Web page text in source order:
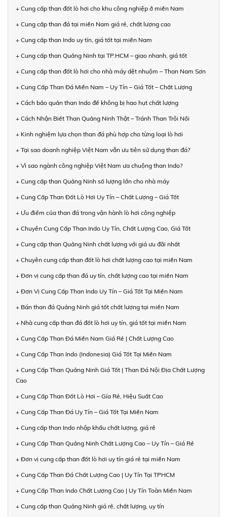
+ Cung cấp than đốt lò hơi cho khu công nghiệp ở miền Nam
+ Cung cấp than đá tại miền Nam giá rẻ, chất lượng cao
+ Cung cấp than Indo uy tín, giá tốt tại miền Nam
+ Cung cấp than Quảng Ninh tại TP.HCM – giao nhanh, giá tốt
+ Cung cấp than đốt lò hơi cho nhà máy dệt nhuộm – Than Nam Sơn
+ Cung Cấp Than Đá Miền Nam – Uy Tín – Giá Tốt – Chất Lượng
+ Cách bảo quản than Indo để không bị hao hụt chất lượng
+ Cách Nhận Biết Than Quảng Ninh Thật – Tránh Than Trôi Nổi
+ Kinh nghiệm lựa chọn than đá phù hợp cho từng loại lò hơi
+ Tại sao doanh nghiệp Việt Nam vẫn ưu tiên sử dụng than đá?
+ Vì sao ngành công nghiệp Việt Nam ưa chuộng than Indo?
+ Cung cấp than Quảng Ninh số lượng lớn cho nhà máy
+ Cung Cấp Than Đốt Lò Hơi Uy Tín – Chất Lượng – Giá Tốt
+ Ưu điểm của than đá trong vận hành lò hơi công nghiệp
+ Chuyên Cung Cấp Than Indo Uy Tín, Chất Lượng Cao, Giá Tốt
+ Cung cấp than Quảng Ninh chất lượng với giá ưu đãi nhất
+ Chuyên cung cấp than đốt lò hơi chất lượng cao tại miền Nam
+ Đơn vị cung cấp than đá uy tín, chất lượng cao tại miền Nam
+ Đơn Vị Cung Cấp Than Indo Uy Tín – Giá Tốt Tại Miền Nam
+ Bán than đá Quảng Ninh giá tốt chất lượng tại miền Nam
+ Nhà cung cấp than đá đốt lò hơi uy tín, giá tốt tại miền Nam
+ Cung Cấp Than Đá Miền Nam Giá Rẻ | Chất Lượng Cao
+ Cung Cấp Than Indo (Indonesia) Giá Tốt Tại Miền Nam
+ Cung Cấp Than Quảng Ninh Giá Tốt | Than Đá Nội Địa Chất Lượng
Cao
+ Cung Cấp Than Đốt Lò Hơi – Gía Rẻ, Hiệu Suất Cao
+ Cung Cấp Than Đá Uy Tín – Giá Tốt Tại Miền Nam
+ Cung cấp than Indo nhập khẩu chất lượng, giá rẻ
+ Cung Cấp Than Quảng Ninh Chất Lượng Cao – Uy Tín – Giá Rẻ
+ Đơn vị cung cấp than đốt lò hơi uy tín giá rẻ tại miền Nam
+ Cung Cấp Than Đá Chất Lượng Cao | Uy Tín Tại TPHCM
+ Cung Cấp Than Indo Chất Lượng Cao | Uy Tín Toàn Miền Nam
+ Cung cấp than Quảng Ninh giá rẻ, chất lượng, uy tín